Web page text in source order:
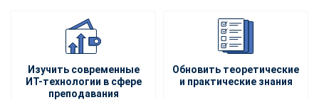
Изучить современные
ИТ-технологии в сфере
преподавания
Обновить теоретические
и практические знания